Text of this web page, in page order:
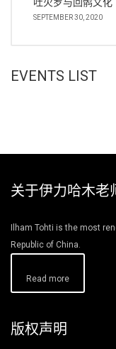
SEPTEMBER 30, 2020
EVENTS LIST
关于伊力哈木老
Ilham Tohti is the most
Republic of China.
Read more
版权声明